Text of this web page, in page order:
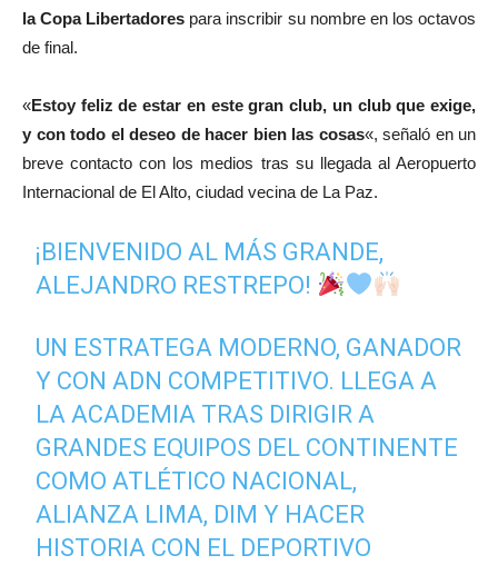
la Copa Libertadores para inscribir su nombre en los octavos
de final.
«Estoy feliz de estar en este gran club, un club que exige,
y con todo el deseo de hacer bien las cosas«, señaló en un
breve contacto con los medios tras su llegada al Aeropuerto
Internacional de El Alto, ciudad vecina de La Paz.
¡BIENVENIDO AL MÁS GRANDE,
ALEJANDRO RESTREPO!
UN ESTRATEGA MODERNO, GANADOR
Y CON ADN COMPETITIVO. LLEGA A
LA ACADEMIA TRAS DIRIGIR A
GRANDES EQUIPOS DEL CONTINENTE
COMO ATLÉTICO NACIONAL,
ALIANZA LIMA, DIM Y HACER
HISTORIA CON EL DEPORTIVO